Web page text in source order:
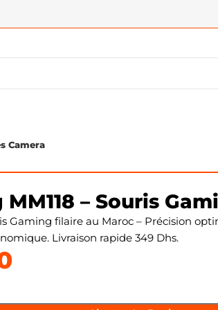
Camera
– Souris
Gaming filaire au Maroc – Précision
Livraison rapide 349 Dhs.